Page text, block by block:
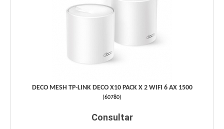
DECO MESH TP-LINK DECO X10 PACK X 2 WIFI 6 AX 1500
(60780)
Consultar